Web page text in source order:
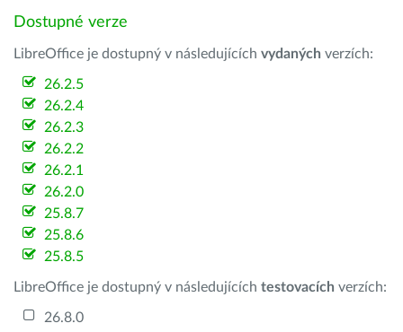
Dostupné verze
LibreOffice je dostupný v následujících vydaných verzích:
26.2.5
26.2.4
26.2.3
26.2.2
26.2.1
26.2.0
25.8.7
25.8.6
25.8.5
LibreOffice je dostupný v následujících testovacích verzích:
26.8.0